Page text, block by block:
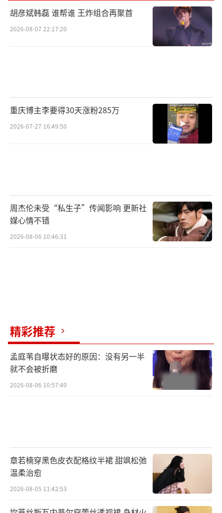
胡彦斌韩磊 谁帮谁 王炸组合再聚首
2026-08-07 22:17:20
重庆博主李要得30天涨粉285万
2026-07-27 16:49:50
周杰伦未受“私生子”传闻影响 更新社
媒心情不错
2026-08-06 10:46:31
精彩推荐
孟庭苇自曝状态好的原因：没有另一半
就不会被折磨
2026-08-06 10:57:40
章若楠穿黑色皮衣配格纹半裙 甜飒松弛
温柔治愈
2026-08-05 11:42:53